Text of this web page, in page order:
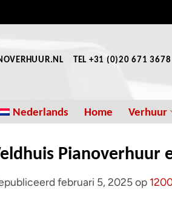
TEL +31 (0)20 671 3678
Nederlands Home Verhuur
Pianoverhuur
februari 5, 2025op